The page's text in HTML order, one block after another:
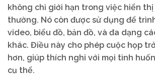
không chỉ giới hạn trong việc hiển
thường. Nó còn được sử dụng để
video, biểu đồ, bản đồ, và đa dạng
khác. Điều này cho phép cuộc họp
hơn, giúp thích nghi với mọi tình
cụ thể.